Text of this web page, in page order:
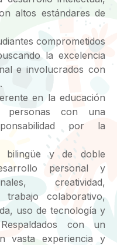
altos estándares de
comprometidos
la excelencia
e involucrados con
en la educación
personas con una
por la
bilingüe y de doble
personal y
creatividad,
trabajo colaborativo,
uso de tecnología y
con un
vasta experiencia y